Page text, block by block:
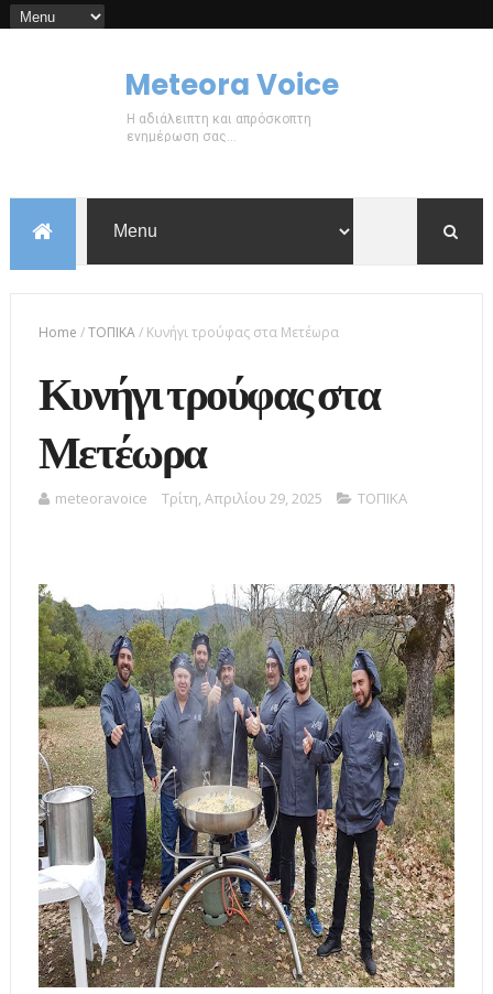
Meteora Voice
Η αδιάλειπτη και απρόσκοπτη
ενημέρωση σας...
Home /ΤΟΠΙΚΑ/ Κυνήγι τρούφας στα Μετέωρα
Κυνήγι τρούφας στα
Μετέωρα
meteoravoice Τρίτη, Απριλίου 29, 2025 ΤΟΠΙΚΑ